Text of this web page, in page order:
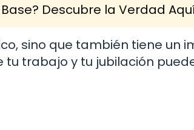
Descubre la Verdad
sino que también tiene un
trabajo y tu jubilación